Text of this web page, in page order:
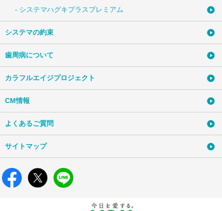
- システマハグキプラスプレミアム
システマの約束
歯周病について
カラフルエイジプロジェクト
CM情報
よくあるご質問
サイトマップ
製品ラインアップ
製品ラインアップ
製品ラインアップ
歯周病セルフチェック
歯周病(歯肉炎・歯周炎)とは
歯周病お悩み相談室